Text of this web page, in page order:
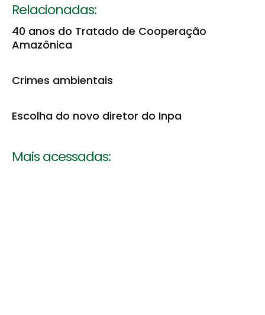
Relacionadas:
40 anos do Tratado de Cooperação
Amazônica
Crimes ambientais
Escolha do novo diretor do Inpa
Mais acessadas: